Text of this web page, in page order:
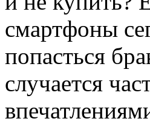
смартфоны
попасться
случается